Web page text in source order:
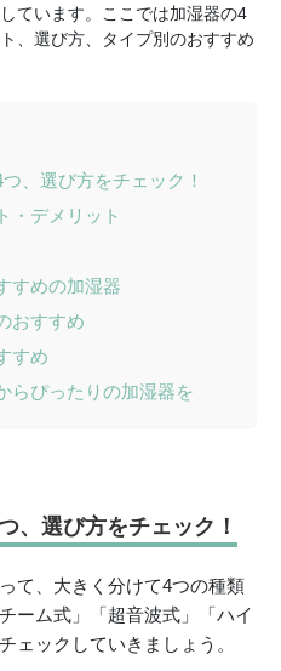
ています。ここでは加湿器の4
、選び方、タイプ別のおすすめ
、選び方をチェック！
・デメリット
すめの加湿器
おすすめ
すめ
らぴったりの加湿器を
、選び方をチェック！
て、大きく分けて4つの種類
ーム式」「超音波式」「ハイ
ェックしていきましょう。